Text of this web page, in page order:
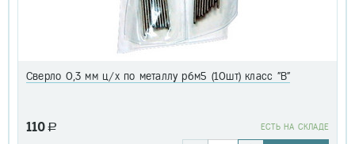
Сверло 0,3 мм ц/х по металлу р6м5 (10шт) класс "В"
110 a EСТЬ НА СКЛАДЕ